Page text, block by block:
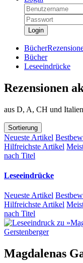
Login
Bücher
Leseeindrücke
Rezensionen
aus D, A, CH und Italien
Sortierung
Neueste Artikel
Hilfreichste Artikel
nach Titel
Leseeindrücke
Neueste Artikel
Hilfreichste Artikel
nach Titel
Magdalenas